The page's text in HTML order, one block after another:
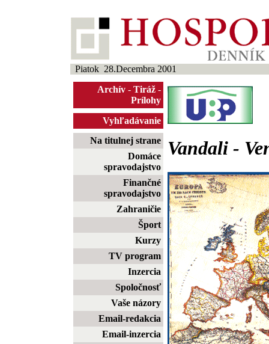
Piatok 28.Decembra 2001
Archív - Tiráž -
Prílohy
Vyhľadávanie
Na titulnej strane
Domáce
spravodajstvo
Finančné
spravodajstvo
Zahraničie
Šport
Kurzy
TV program
Inzercia
Spoločnosť
Vaše názory
Email-redakcia
Email-inzercia
Vandali -